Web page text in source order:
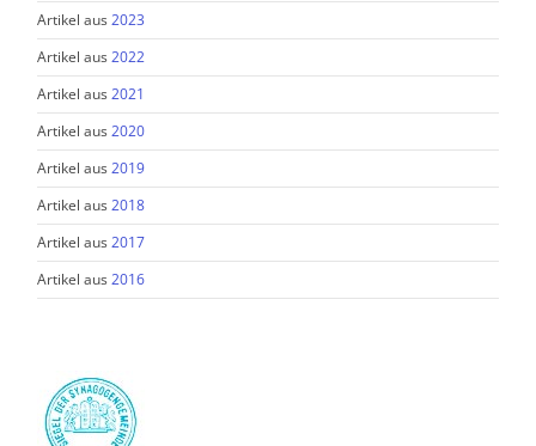
Artikel aus2023
Artikel aus2022
Artikel aus2021
Artikel aus2020
Artikel aus2019
Artikel aus2018
Artikel aus2017
Artikel aus2016